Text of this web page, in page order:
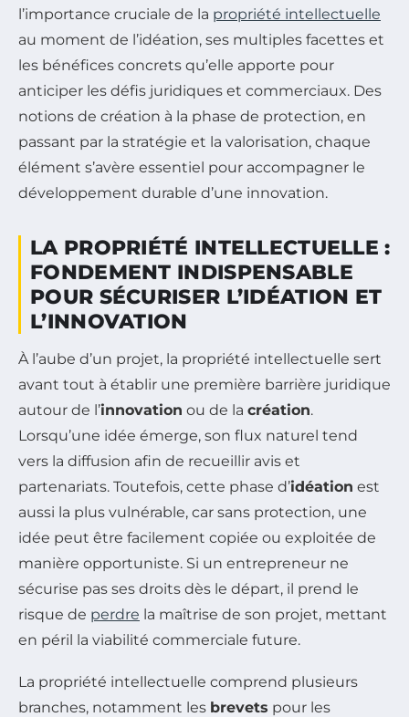
l’importance cruciale de la propriété intellectuelle
au moment de l’idéation, ses multiples facettes et
les bénéfices concrets qu’elle apporte pour
anticiper les défis juridiques et commerciaux. Des
notions de création à la phase de protection, en
passant par la stratégie et la valorisation, chaque
élément s’avère essentiel pour accompagner le
développement durable d’une innovation.
LA PROPRIÉTÉ INTELLECTUELLE :
FONDEMENT INDISPENSABLE
POUR SÉCURISER L’IDÉATION ET
L’INNOVATION
À l’aube d’un projet, la propriété intellectuelle sert
avant tout à établir une première barrière juridique
autour de l’innovation ou de la création.
Lorsqu’une idée émerge, son flux naturel tend
vers la diffusion afin de recueillir avis et
partenariats. Toutefois, cette phase d’idéation est
aussi la plus vulnérable, car sans protection, une
idée peut être facilement copiée ou exploitée de
manière opportuniste. Si un entrepreneur ne
sécurise pas ses droits dès le départ, il prend le
risque de perdre la maîtrise de son projet, mettant
en péril la viabilité commerciale future.
La propriété intellectuelle comprend plusieurs
branches, notamment les brevets pour les